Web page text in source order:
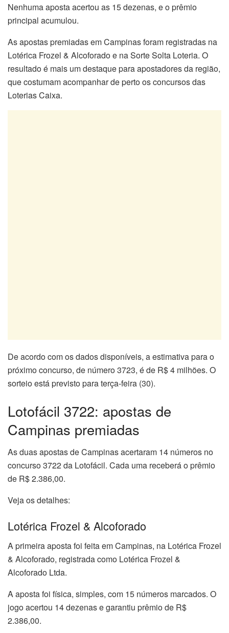
Nenhuma aposta acertou as 15 dezenas, e o prêmio
principal acumulou.
As apostas premiadas em Campinas foram registradas na
Lotérica Frozel & Alcoforado e na Sorte Solta Loteria. O
resultado é mais um destaque para apostadores da região,
que costumam acompanhar de perto os concursos das
Loterias Caixa.
De acordo com os dados disponíveis, a estimativa para o
próximo concurso, de número 3723, é de R$ 4 milhões. O
sorteio está previsto para terça-feira (30).
Lotofácil 3722: apostas de
Campinas premiadas
As duas apostas de Campinas acertaram 14 números no
concurso 3722 da Lotofácil. Cada uma receberá o prêmio
de R$ 2.386,00.
Veja os detalhes:
Lotérica Frozel & Alcoforado
A primeira aposta foi feita em Campinas, na Lotérica Frozel
& Alcoforado, registrada como Lotérica Frozel &
Alcoforado Ltda.
A aposta foi física, simples, com 15 números marcados. O
jogo acertou 14 dezenas e garantiu prêmio de R$
2.386,00.